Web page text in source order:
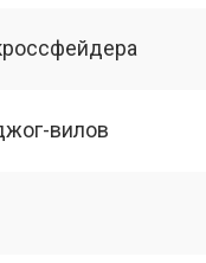
вилов